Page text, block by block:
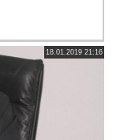
18.01.2019 21:16